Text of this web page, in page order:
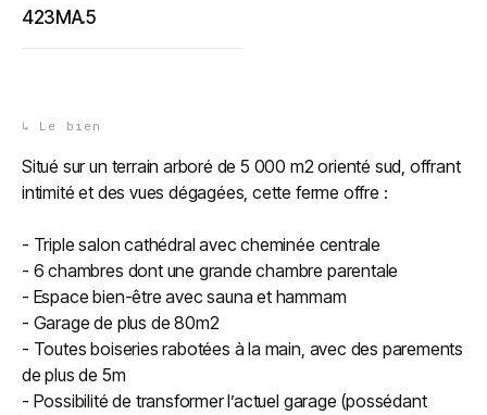
423MA.5
↳ Le bien
Situé sur un terrain arboré de 5 000 m2 orienté sud, offrant
intimité et des vues dégagées, cette ferme offre :
- Triple salon cathédral avec cheminée centrale
- 6 chambres dont une grande chambre parentale
- Espace bien-être avec sauna et hammam
- Garage de plus de 80m2
- Toutes boiseries rabotées à la main, avec des parements
de plus de 5m
- Possibilité de transformer l’actuel garage (possédant